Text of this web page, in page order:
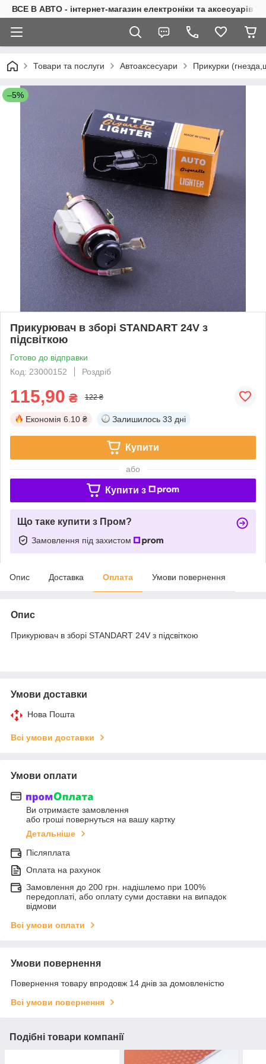
ВСЕ В АВТО - інтернет-магазин електроніки та аксесуарів в
Товари та послуги Автоаксесуари Прикурки
–5%
Прикурювач в зборі STANDART 24V з
підсвіткою
Готово до відправки
Код: 23000152
Роздріб
115,90 ₴ 122 ₴
Економія 6.10 ₴ Залишилось 33 дні
Купити
або
Купити з
Що таке купити з Пром?
Замовлення під захистом
Опис Доставка Оплата Умови повернення
Опис
Прикурювач в зборі STANDART 24V з підсвіткою
Умови доставки
Нова Пошта
Всі умови доставки
Умови оплати
Ви отримаєте замовлення
або гроші повернуться на вашу картку
Детальніше
Післяплата
Оплата на рахунок
Замовлення до 200 грн. надішлемо при 100%
передоплаті, або оплату суми доставки на випадок
відмови
Всі умови оплати
Умови повернення
Повернення товару впродовж 14 днів за домовленістю
Всі умови повернення
Подібні товари компанії